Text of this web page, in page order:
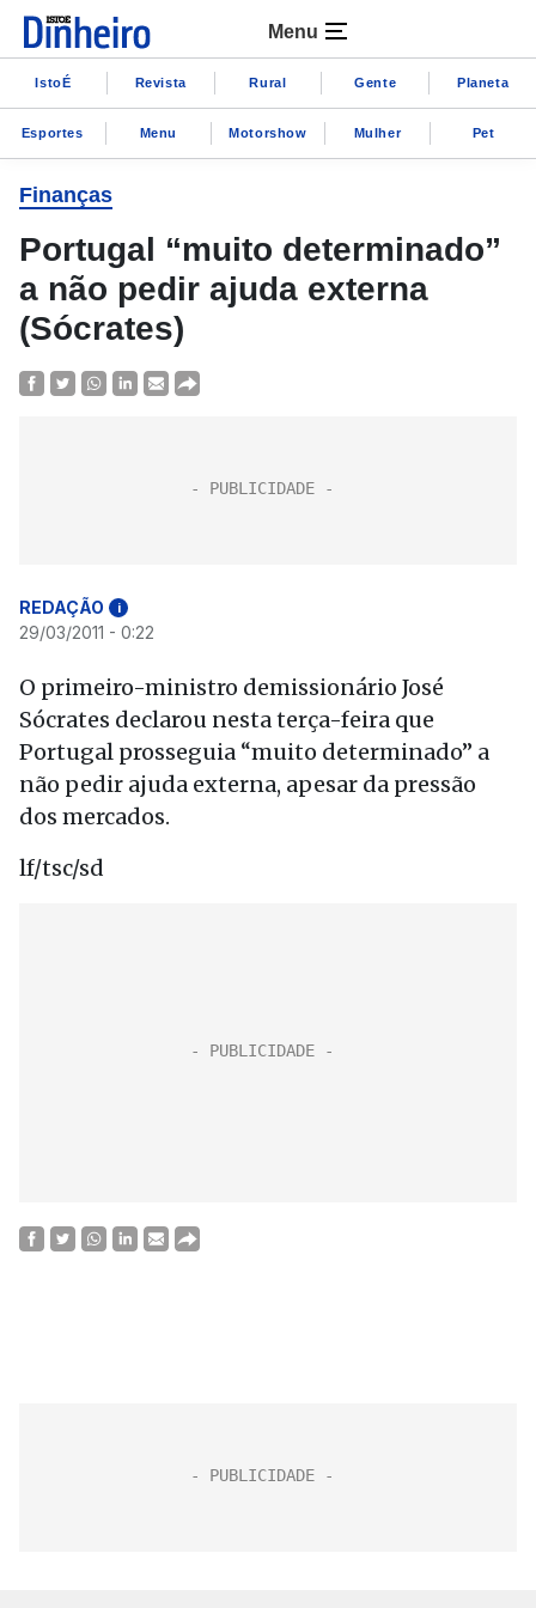
Menu
IstoÉ Revista Rural Gente Planeta
Esportes Menu Motorshow Mulher Pet
Finanças
Portugal “muito determinado”
a não pedir ajuda externa
(Sócrates)
REDAÇÃO i
29/03/2011 - 0:22
O primeiro-ministro demissionário José
Sócrates declarou nesta terça-feira que
Portugal prosseguia “muito determinado” a
não pedir ajuda externa, apesar da pressão
dos mercados.
lf/tsc/sd